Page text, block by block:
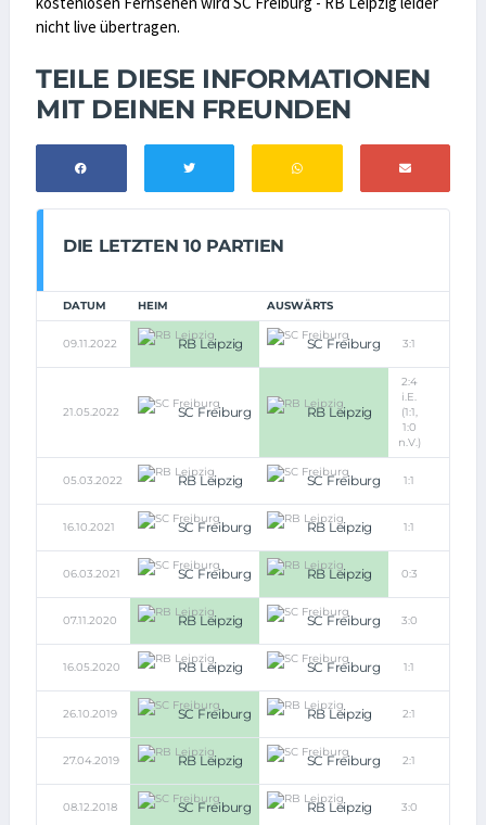
nicht live übertragen.
TEILE DIESE INFORMATIONEN
MIT DEINEN FREUNDEN
DIE LETZTEN 10 PARTIEN
DATUM HEIM AUSWÄRTS
09.11.2022 RB Leipzig SC Freiburg 3:1
21.05.2022 SC Freiburg RB Leipzig
2:4
i.E.
(1:1,
1:0
n.V.)
05.03.2022 RB Leipzig SC Freiburg 1:1
16.10.2021 SC Freiburg RB Leipzig 1:1
06.03.2021 SC Freiburg RB Leipzig 0:3
07.11.2020 RB Leipzig SC Freiburg 3:0
16.05.2020 RB Leipzig SC Freiburg 1:1
26.10.2019 SC Freiburg RB Leipzig 2:1
27.04.2019 RB Leipzig SC Freiburg 2:1
08.12.2018 SC Freiburg RB Leipzig 3:0